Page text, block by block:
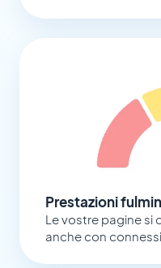
Prestazioni
Le vostre pagine si
anche con